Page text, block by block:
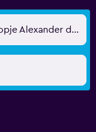
Skopje, Noord-Macedonië - Skopje Alexander de Grote (SKP)